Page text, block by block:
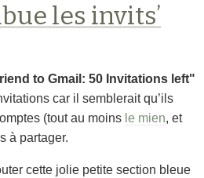
les invits’
car il semblerait qu’ils
(tout au moins le mien, et
à partager.
cette jolie petite section bleue